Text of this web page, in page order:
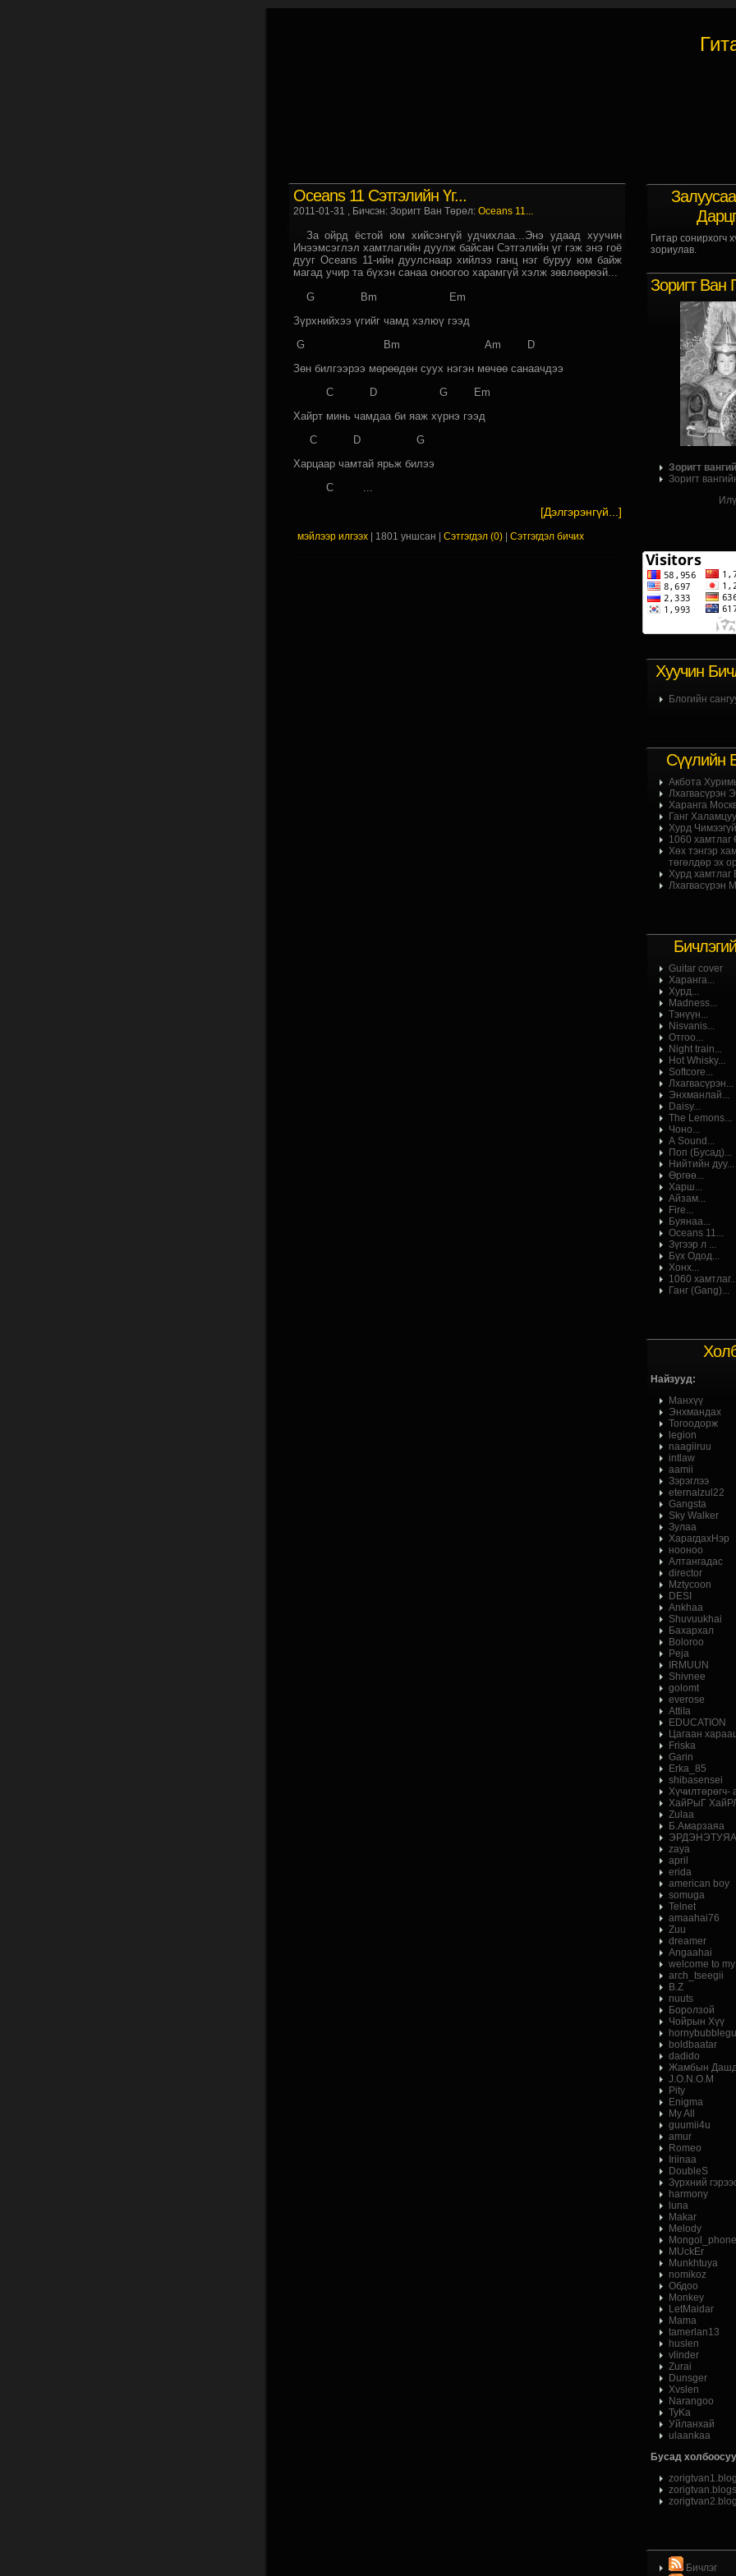
Гитар сонирхогч
зориулав.
Зоригт Ван
Зоригт
Зоригт
Хуучин
Блогийн
Сүүлийн
Акбота
Лхагвасүрэн
Харанга
Ганг
Хурд
1060 хамтлаг
Хөх тэнгэр
төгөлдөр эх
Хурд хамтлаг
Лхагвасүрэн
Guitar cover
Харанга...
Хурд...
Madness...
Тэнүүн...
Nisvanis...
Отгоо...
Night train...
Hot Whisky...
Softcore...
Лхагвасүрэн...
Энхманлай...
Daisy...
The Lemons...
Чоно...
А Sound...
Поп (Бусад)...
Нийтийн дуу...
Өргөө...
Харш...
Айзам...
Fire...
Буянаа...
Oceans 11...
Зүгээр л ...
Бүх Одод...
Хонх...
1060 хамтлаг...
Ганг (Gang)...
Найзууд:
Манхүү
Энхмандах
Тогоодорж
legion
naagiiruu
intlaw
aamii
Зэрэглээ
eternalzul22
Gangsta
Sky Walker
Зулаа
ХарагдахНэр
нооноо
Алтангадас
director
Mztycoon
DESI
Ankhaa
Shuvuukhai
Бахархал
Boloroo
Peja
IRMUUN
Shivnee
golomt
everose
AttiIa
EDUCATION
Цагаан
Friska
Garin
Erka_85
shibasensei
Хүчилтөрөгч-
ХайРыГ
Zulaa
Б.Амарзаяа
ЭРДЭНЭТУЯА
zaya
april
erida
american boy
somuga
Telnet
amaahai76
Zuu
dreamer
Angaahai
welcome to
arch_tseegii
B.Z
nuuts
Боролзой
Чойрын Хүү
boldbaatar
dadido
Жамбын
J.O.N.O.M
Pity
Enigma
My All
guumii4u
amur
Romeo
Iriinaa
DoubleS
Зүрхний
harmony
luna
Makar
Melody
Mongol_phone
MUckEr
Munkhtuya
nomikoz
Обдоо
Monkey
LetMaidar
Mama
tamerlan13
huslen
vlinder
Zurai
Dunsger
Xvslen
Narangoo
ТуKа
Уйланхай
ulaankaa
Бусад
Бичлэг
Oceans 11 Сэтгэлийн Үг...
2011-01-31 , Бичсэн: Зоригт Ван Төрөл: Oceans 11...
За ойрд ёстой юм хийсэнгүй удчихлаа...Энэ удаад хуучин
Инээмсэглэл хамтлагийн дуулж байсан Сэтгэлийн үг гэж энэ гоё
дууг Oceans 11-ийн дуулснаар хийлээ ганц нэг буруу юм байж
магад учир та бүхэн санаа оноогоо харамгүй хэлж зөвлөөрөэй...
G Bm Em
Зүрхнийхээ үгийг чамд хэлюү гээд
G Bm Am D
Зөн билгээрээ мөрөөдөн суух нэгэн мөчөө санаачдээ
C D G Em
Хайрт минь чамдаа би яаж хүрнэ гээд
C D G
Харцаар чамтай ярьж билээ
C ...
[Дэлгэрэнгүй...]
мэйлээр илгээх | 1801 уншсан | Сэтгэгдэл (0) Сэтгэгдэл бичих